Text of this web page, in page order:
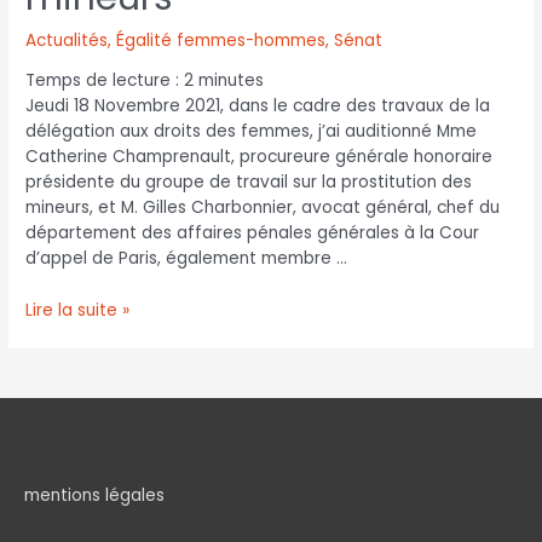
Actualités,Égalité femmes-hommes,Sénat
Temps de lecture :2 minutes
Jeudi 18 Novembre 2021, dans le cadre des travaux de la
délégation aux droits des femmes, j’ai auditionné Mme
Catherine Champrenault, procureure générale honoraire
présidente du groupe de travail sur la prostitution des
mineurs, et M. Gilles Charbonnier, avocat général, chef du
département des affaires pénales générales à la Cour
d’appel de Paris, également membre …
Lire la suite »
mentions légales